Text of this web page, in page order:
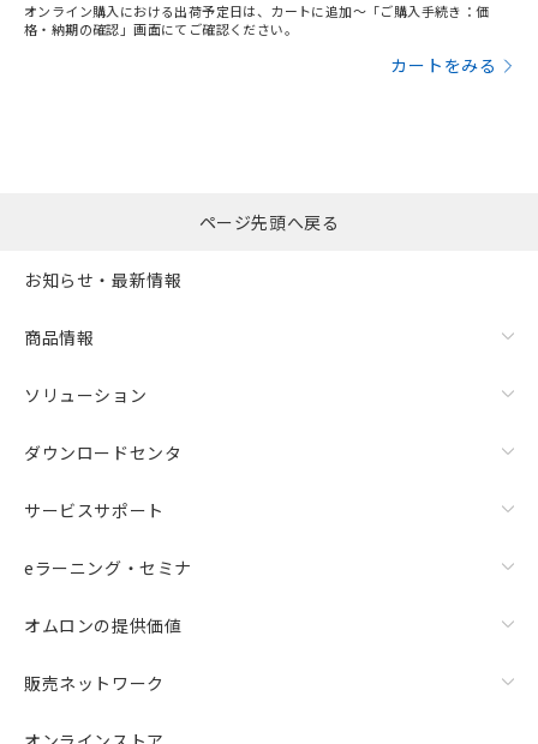
オンライン購入における出荷予定日は、カートに追加～「ご購入手続き：価
格・納期の確認」画面にてご確認ください。
カートをみる
ページ先頭へ戻る
お知らせ・最新情報
商品情報
ソリューション
ダウンロードセンタ
サービスサポート
eラーニング・セミナ
オムロンの提供価値
販売ネットワーク